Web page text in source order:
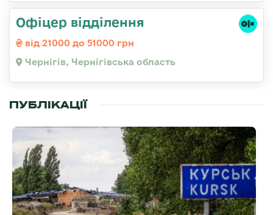
Офіцер відділення
від 21000 до 51000 грн
Чернігів, Чернігівська область
ПУБЛІКАЦІЇ